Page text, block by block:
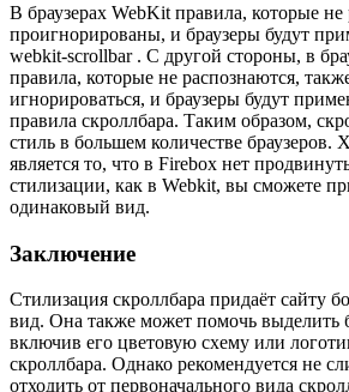
В браузерах WebKit правила, которые не
проигнорированы, и браузеры будут
webkit-scrollbar . С другой стороны, в
правила, которые не распознаются,
игнорироваться, и браузеры будут
правила скроллбара. Таким образом,
стиль в большем количестве браузеров.
является то, что в Firebox нет
стилизации, как в Webkit, вы сможете
одинаковый вид.
Заключение
Стилизация скроллбара придаёт сайту
вид. Она также может помочь выделить
включив его цветовую схему или
скроллбара. Однако рекомендуется не
отходить от первоначального вида